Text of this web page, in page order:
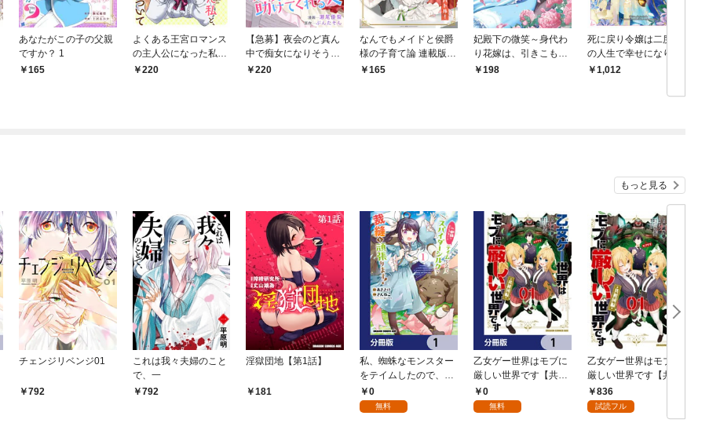
あなたがこの子の父親
ですか？ 1
165
よくある王宮ロマンス
の主人公になった私
と、その背景について
220
【急募】夜会のど真ん
中で痴女になりそうな
私を助けてくれる人
220
なんでもメイドと侯爵
様の子育て論 連載版：
1 165
妃殿下の微笑～身代わ
り花嫁は、引きこもり
殿下と幸せに暮らした
198
死に戻り令嬢は二度目
の人生で幸せになりま
す！ アンソロジーコミ
1,012
もっと見る
チェンジリベンジ01
792
これは我々夫婦のこと
で、一
792
淫獄団地【第1話】
181
私、蜘蛛なモンスター
をテイムしたので、ス
パイダーシルクで裁縫
を頑張ります！【分冊
0
無料
乙女ゲー世界はモブに
厳しい世界です【共和
国編】【分冊版】 1
0
無料
乙女ゲー世界はモブに
厳しい世界です【共和
国編】 ０１
836
試読フル